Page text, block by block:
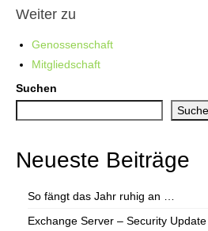
Weiter zu
Genossenschaft
Mitgliedschaft
Suchen
Neueste Beiträge
So fängt das Jahr ruhig an …
Exchange Server – Security